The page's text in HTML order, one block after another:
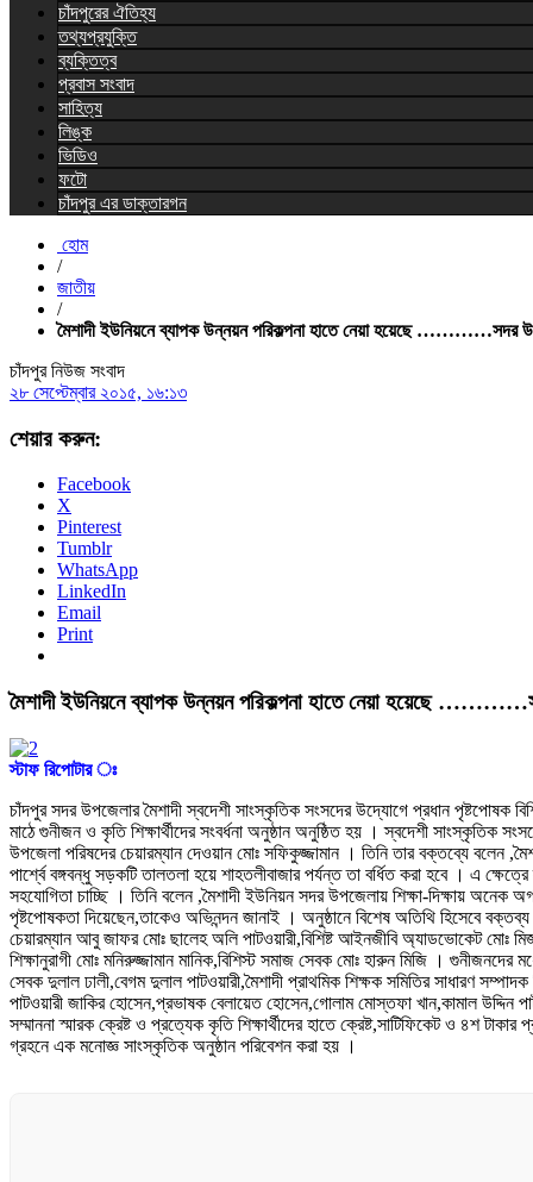
চাঁদপুরের ঐতিহ্য
তথ্যপ্রযুক্তি
ব্যক্তিত্ব
প্রবাস সংবাদ
সাহিত্য
লিঙ্ক
ভিডিও
ফটো
চাঁদপুর এর ডাক্তারগন
হোম
/
জাতীয়
/
মৈশাদী ইউনিয়নে ব্যাপক উন্নয়ন পরিকল্পনা হাতে নেয়া হয়েছে …………সদর
চাঁদপুর নিউজ সংবাদ
২৮ সেপ্টেম্বার ২০১৫, ১৬:১৩
শেয়ার করুন:
Facebook
X
Pinterest
Tumblr
WhatsApp
LinkedIn
Email
Print
মৈশাদী ইউনিয়নে ব্যাপক উন্নয়ন পরিকল্পনা হাতে নেয়া হয়েছে
স্টাফ রিপোটার ঃ
চাঁদপুর সদর উপজেলার মৈশাদী স্বদেশী সাংস্কৃতিক সংসদের উদ্যোগে প্রধান পৃষ্টপোষক
মাঠে গুনীজন ও কৃতি শিক্ষার্থীদের সংবর্ধনা অনুষ্ঠান অনুষ্ঠিত হয় । স্বদেশী সাংস্কৃতিক
উপজেলা পরিষদের চেয়ারম্যান দেওয়ান মোঃ সফিকুজ্জামান । তিনি তার বক্তব্যে বলেন
পার্শ্বে বঙ্গবন্ধু সড়কটি তালতলা হয়ে শাহতলীবাজার পর্যন্ত তা বর্ধিত করা হবে । এ
সহযোগিতা চাচ্ছি । তিনি বলেন ,মৈশাদী ইউনিয়ন সদর উপজেলায় শিক্ষা-দিক্ষায়
পৃষ্টপোষকতা দিয়েছেন,তাকেও অভিনন্দন জানাই । অনুষ্ঠানে বিশেষ অতিথি হিসেবে
চেয়ারম্যান আবু জাফর মোঃ ছালেহ অলি পাটওয়ারী,বিশিষ্ট আইনজীবি অ্যাডভোকেট মোঃ
শিক্ষানুরাগী মোঃ মনিরুজ্জামান মানিক,বিশিস্ট সমাজ সেবক মোঃ হারুন মিজি । গুনীজনদের
সেবক দুলাল ঢালী,বেগম দুলাল পাটওয়ারী,মৈশাদী প্রাথমিক শিক্ষক সমিতির সাধারণ
পাটওয়ারী জাকির হোসেন,প্রভাষক বেলায়েত হোসেন,গোলাম মোস্তফা খান,কামাল উদ্দিন
সম্মাননা স্মারক ক্রেষ্ট ও প্রত্যেক কৃতি শিক্ষার্থীদের হাতে ক্রেষ্ট,সাটিফিকেট ও ৪শ
গ্রহনে এক মনোজ্ঞ সাংস্কৃতিক অনুষ্ঠান পরিবেশন করা হয় ।